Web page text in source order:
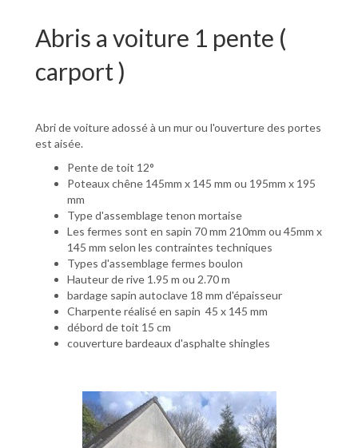
Abris a voiture 1 pente (
carport )
Abri de voiture adossé à un mur ou l'ouverture des portes
est aisée.
Pente de toit 12°
Poteaux chêne 145mm x 145 mm ou 195mm x 195
mm
Type d'assemblage tenon mortaise
Les fermes sont en sapin 70 mm 210mm ou 45mm x
145 mm selon les contraintes techniques
Types d'assemblage fermes boulon
Hauteur de rive 1.95 m ou 2.70 m
bardage sapin autoclave 18 mm d'épaisseur
Charpente réalisé en sapin 45 x 145 mm
débord de toit 15 cm
couverture bardeaux d'asphalte shingles